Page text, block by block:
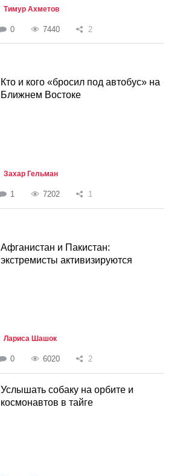
Тимур Ахметов
0 7440 2
Кто и кого «бросил под автобус» на
Ближнем Востоке
Захар Гельман
1 7202 1
Афганистан и Пакистан:
экстремисты активизируются
Лариса Шашок
0 6020 2
Услышать собаку на орбите и
космонавтов в тайге